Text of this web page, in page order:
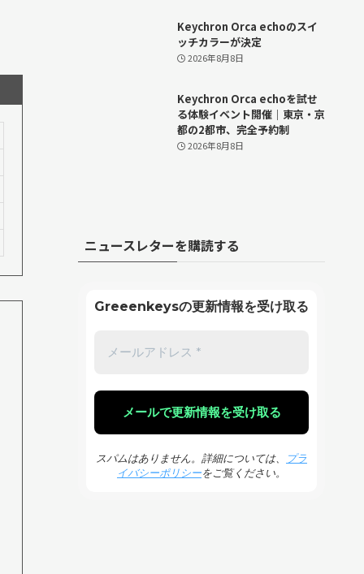
Keychron Orca echoのスイ
ッチカラーが決定
2026年8月8日
Keychron Orca echoを試せ
る体験イベント開催｜東京・京
都の2都市、完全予約制
2026年8月8日
ニュースレターを購読する
Greeenkeysの更新情報を受け取る
スパムはありません。詳細については、
プラ
イバシーポリシーをご覧ください。